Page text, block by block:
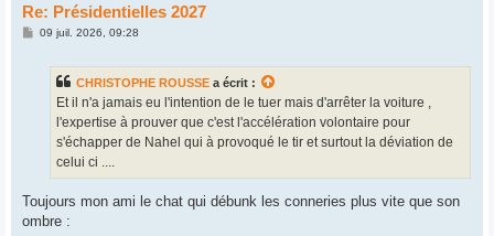
Re: Présidentielles 2027
M09 juil. 2026, 09:28
CHRISTOPHE ROUSSE a écrit :
Et il n'a jamais eu l'intention de le tuer mais d'arrêter la voiture ,
l'expertise à prouver que c'est l'accélération volontaire pour
s'échapper de Nahel qui à provoqué le tir et surtout la déviation de
celui ci ....
Toujours mon ami le chat qui débunk les conneries plus vite que son
ombre :